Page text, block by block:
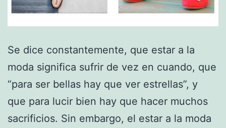
Se dice constantemente, que estar a la
moda significa sufrir de vez en cuando, que
“para ser bellas hay que ver estrellas”, y
que para lucir bien hay que hacer muchos
sacrificios. Sin embargo, el estar a la moda